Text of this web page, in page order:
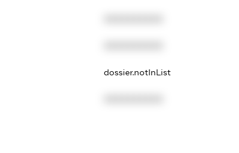
dossier.notInList